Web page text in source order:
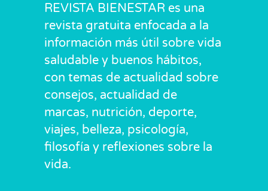
REVISTA BIENESTAR es una
revista gratuita enfocada a la
información más útil sobre vida
saludable y buenos hábitos,
con temas de actualidad sobre
consejos, actualidad de
marcas, nutrición, deporte,
viajes, belleza, psicología,
filosofía y reflexiones sobre la
vida.